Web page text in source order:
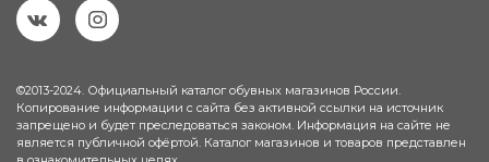
©2013-2024. Официальный каталог обувных магазинов России.
Копирование информации с сайта без активной ссылки на источник
запрещено и будет преследоваться законом. Информация на сайте не
является публичной офёртой. Каталог магазинов и товаров представлен